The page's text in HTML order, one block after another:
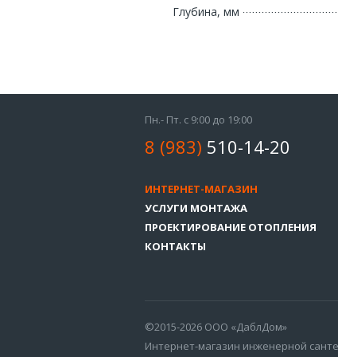
Глубина, мм
Пн.- Пт. с 9:00 до 19:00
8 (983) 510-14-20
ИНТЕРНЕТ-МАГАЗИН
УСЛУГИ МОНТАЖА
ПРОЕКТИРОВАНИЕ ОТОПЛЕНИЯ
КОНТАКТЫ
©2015-2026 ООО «ДаблДом»
Интернет-магазин инженерной